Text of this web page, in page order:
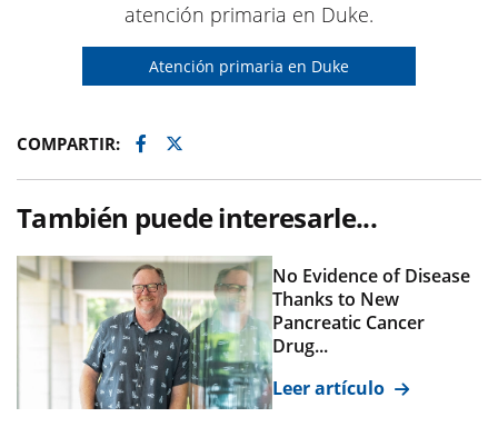
atención primaria en Duke.
Atención primaria en Duke
COMPARTIR: Facebook
Twitter
También puede interesarle...
No Evidence of Disease
Thanks to New
Pancreatic Cancer
Drug...
Leer artículo